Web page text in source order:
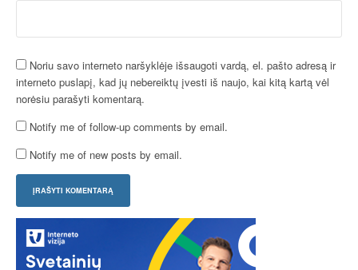
Noriu savo interneto naršyklėje išsaugoti vardą, el. pašto adresą ir
interneto puslapį, kad jų nebereiktų įvesti iš naujo, kai kitą kartą vėl
norėsiu parašyti komentarą.
Notify me of follow-up comments by email.
Notify me of new posts by email.